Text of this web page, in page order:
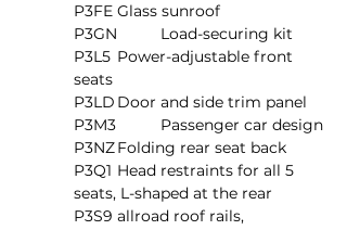
P3FE	Glass sunroof
P3GN	Load-securing kit
P3L5	Power-adjustable front
seats
P3LD	Door and side trim panel
P3M3	Passenger car design
P3NZ	Folding rear seat back
P3Q1	Head restraints for all 5
seats, L-shaped at the rear
P3S9	allroad roof rails,